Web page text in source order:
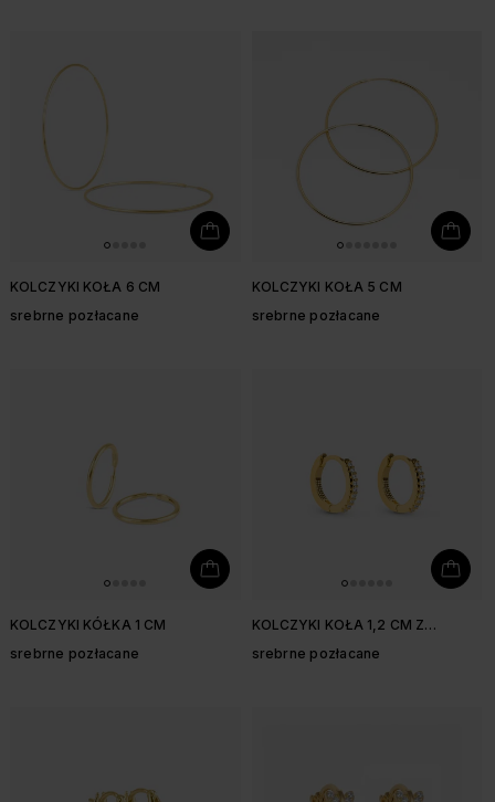
KOLCZYKI KOŁA 6 CM
srebrne pozłacane
KOLCZYKI KOŁA 5 CM
srebrne pozłacane
KOLCZYKI KÓŁKA 1 CM
srebrne pozłacane
KOLCZYKI KOŁA 1,2 CM Z
srebrne pozłacane